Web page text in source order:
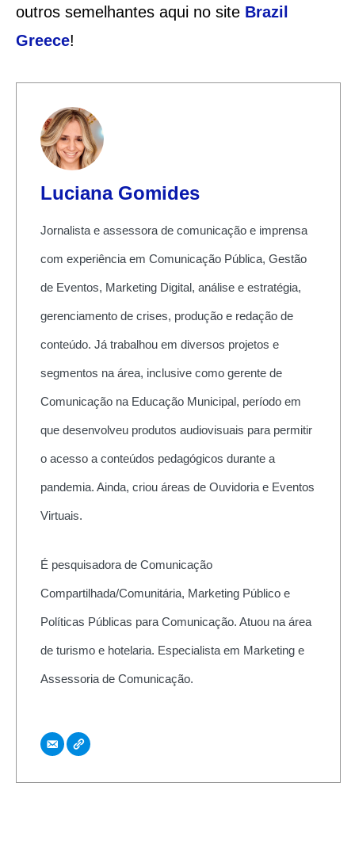
outros semelhantes aqui no site Brazil
Greece!
Luciana Gomides
Jornalista e assessora de comunicação e imprensa
com experiência em Comunicação Pública, Gestão
de Eventos, Marketing Digital, análise e estratégia,
gerenciamento de crises, produção e redação de
conteúdo. Já trabalhou em diversos projetos e
segmentos na área, inclusive como gerente de
Comunicação na Educação Municipal, período em
que desenvolveu produtos audiovisuais para permitir
o acesso a conteúdos pedagógicos durante a
pandemia. Ainda, criou áreas de Ouvidoria e Eventos
Virtuais.
É pesquisadora de Comunicação
Compartilhada/Comunitária, Marketing Público e
Políticas Públicas para Comunicação. Atuou na área
de turismo e hotelaria. Especialista em Marketing e
Assessoria de Comunicação.